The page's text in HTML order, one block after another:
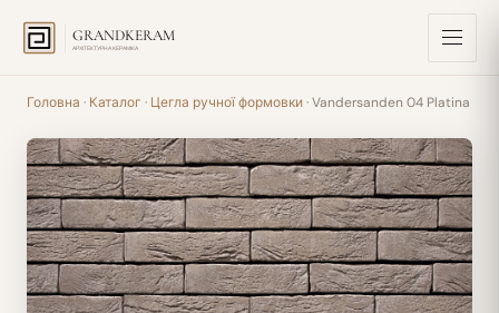
GRANDKERAM
АРХІТЕКТУРНА КЕРАМІКА
Головна · Каталог · Цегла ручної формовки· Vandersanden 04 Platina